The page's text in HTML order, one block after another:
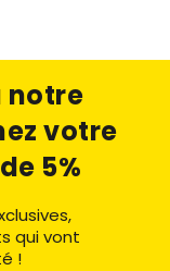
notre
votre
5%
qui vont
!